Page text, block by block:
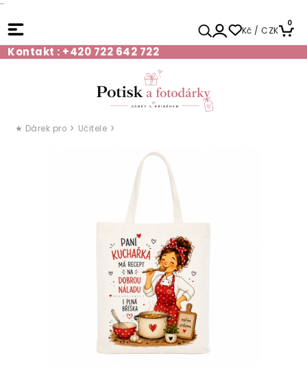
¨
Kč / CZK
0
Kontakt : +420 722 642 722
★ Dárek pro Učitele